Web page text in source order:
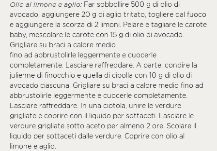
Olio al limone e aglio: Far sobbollire 500 g di olio di
avocado, aggiungere 20 g di aglio tritato, togliere dal fuoco
e aggiungere la scorza di 2 limoni. Pelare e tagliare le carote
baby, mescolare le carote con 15 g di olio di avocado.
Grigliare su braci a calore medio
fino ad abbrustolirle leggermente e cuocerle
completamente. Lasciare raffreddare. A parte, condire la
julienne di finocchio e quella di cipolla con 10 g di olio di
avocado ciascuna. Grigliare su braci a calore medio fino ad
abbrustolirle leggermente e cuocerle completamente.
Lasciare raffreddare. In una ciotola, unire le verdure
grigliate e coprire con il liquido per sottaceti. Lasciare le
verdure grigliate sotto aceto per almeno 2 ore. Scolare il
liquido per sottaceti dalle verdure. Coprire con olio al
limone e aglio.